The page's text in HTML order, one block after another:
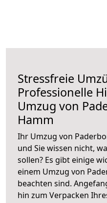
Stressfreie
Professionelle
Umzug von
Hamm
Ihr Umzug von
und Sie wissen nicht,
sollen? Es gibt einige
einem Umzug von
beachten sind.
hin zum Verpacken